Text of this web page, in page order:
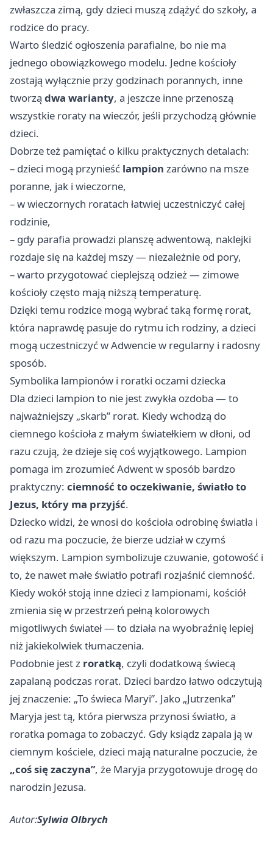
zwłaszcza zimą, gdy dzieci muszą zdążyć do szkoły, a
rodzice do pracy.
Warto śledzić ogłoszenia parafialne, bo nie ma
jednego obowiązkowego modelu. Jedne kościoły
zostają wyłącznie przy godzinach porannych, inne
tworzą dwa warianty, a jeszcze inne przenoszą
wszystkie roraty na wieczór, jeśli przychodzą głównie
dzieci.
Dobrze też pamiętać o kilku praktycznych detalach:
– dzieci mogą przynieść lampion zarówno na msze
poranne, jak i wieczorne,
– w wieczornych roratach łatwiej uczestniczyć całej
rodzinie,
– gdy parafia prowadzi planszę adwentową, naklejki
rozdaje się na każdej mszy — niezależnie od pory,
– warto przygotować cieplejszą odzież — zimowe
kościoły często mają niższą temperaturę.
Dzięki temu rodzice mogą wybrać taką formę rorat,
która naprawdę pasuje do rytmu ich rodziny, a dzieci
mogą uczestniczyć w Adwencie w regularny i radosny
sposób.
Symbolika lampionów i roratki oczami dziecka
Dla dzieci lampion to nie jest zwykła ozdoba — to
najważniejszy „skarb” rorat. Kiedy wchodzą do
ciemnego kościoła z małym światełkiem w dłoni, od
razu czują, że dzieje się coś wyjątkowego. Lampion
pomaga im zrozumieć Adwent w sposób bardzo
praktyczny: ciemność to oczekiwanie, światło to
Jezus, który ma przyjść.
Dziecko widzi, że wnosi do kościoła odrobinę światła i
od razu ma poczucie, że bierze udział w czymś
większym. Lampion symbolizuje czuwanie, gotowość i
to, że nawet małe światło potrafi rozjaśnić ciemność.
Kiedy wokół stoją inne dzieci z lampionami, kościół
zmienia się w przestrzeń pełną kolorowych
migotliwych świateł — to działa na wyobraźnię lepiej
niż jakiekolwiek tłumaczenia.
Podobnie jest z roratką, czyli dodatkową świecą
zapalaną podczas rorat. Dzieci bardzo łatwo odczytują
jej znaczenie: „To świeca Maryi”. Jako „Jutrzenka”
Maryja jest tą, która pierwsza przynosi światło, a
roratka pomaga to zobaczyć. Gdy ksiądz zapala ją w
ciemnym kościele, dzieci mają naturalne poczucie, że
„coś się zaczyna”, że Maryja przygotowuje drogę do
narodzin Jezusa.
Autor:Sylwia Olbrych